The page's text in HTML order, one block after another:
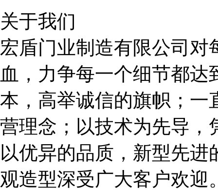
关于我们
宏盾门业制造有限公司
血，力争每一个细节都
本，高举诚信的旗帜；一
营理念；以技术为先导，
以优异的品质，新型先
观造型深受广大客户欢迎